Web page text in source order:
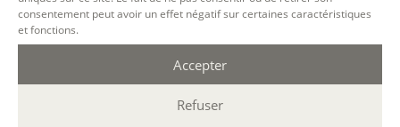
consentement peut avoir un effet négatif sur certaines caractéristiques
et fonctions.
Accepter
Refuser
La fabrique du manuscrit
Les stages pour artistes-auteurs
Se former à la biographie